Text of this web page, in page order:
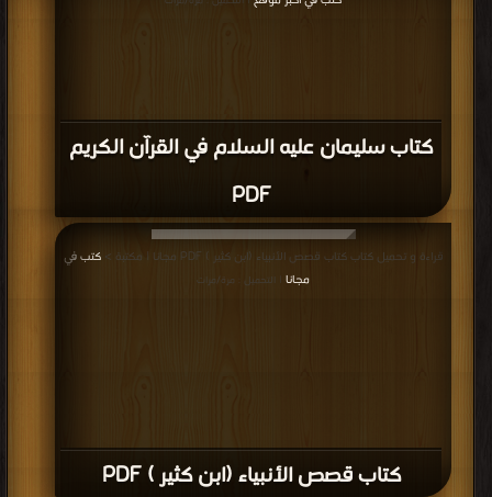
كتاب سليمان عليه السلام في القرآن الكريم
PDF
كتاب قصص الأنبياء (ابن كثير ) PDF
قراءة و تحميل كتاب كتاب قصص الأنبياء (ابن كثير ) PDF مجانا | مكتبة >
كتب في
مجانا | التحميل : مرة/مرات